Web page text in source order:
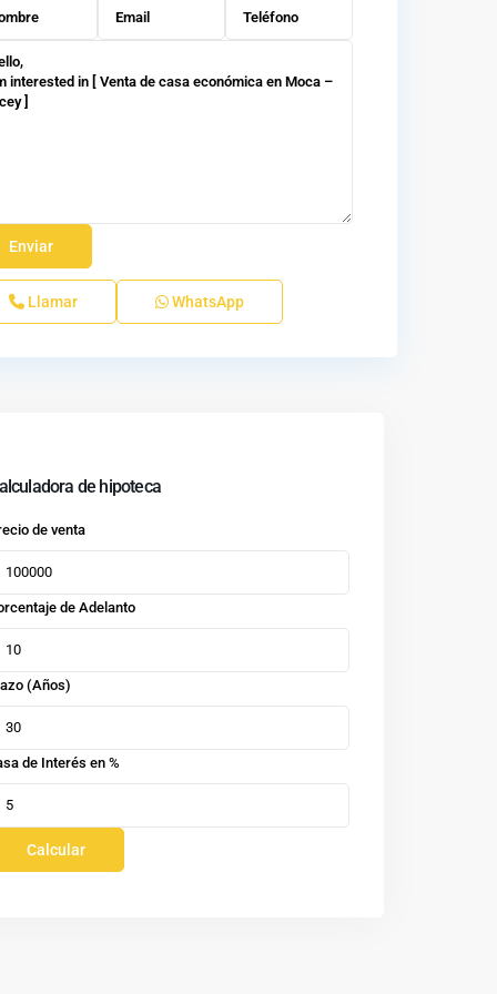
Llamar WhatsApp
de hipoteca
de venta
de Adelanto
(Años)
de Interés en %
Calcular